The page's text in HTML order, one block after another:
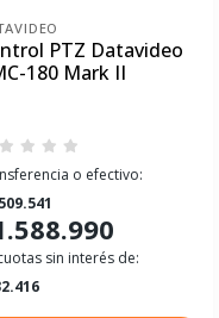
PTZ Datavideo
180 Mark II
o efectivo:
sin interés de: